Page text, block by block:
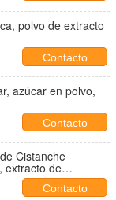
polvo de extracto
Contacto
azúcar en polvo,
Contacto
Cistanche
extracto de
Cistanche
Contacto